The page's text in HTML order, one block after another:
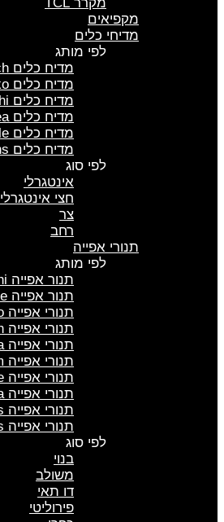
מקפיאים
מדיחי כלים
לפי מותג
מדיח כלים Bosch
מדיח כלים beko
מדיח כלים Delonghi
מדיח כלים Midea
מדיח כלים Miele
מדיח כלים Siemens
לפי סוג
אינטגרלי
חצי אינטגרלי
צר
רחב
תנורי אפייה
לפי מותג
תנור אפייה Delonghi
תנור אפייה Miele
תנורי אפייה beko
תנורי אפייה Bosch
תנורי אפייה Constructa
תנורי אפייה Fujicom
תנורי אפייה gorenje
תנורי אפייה LaCasa
תנורי אפייה Peerless
תנורי אפייה Siemens
לפי סוג
בנוי
משולב
דו תאי
פירוליטי